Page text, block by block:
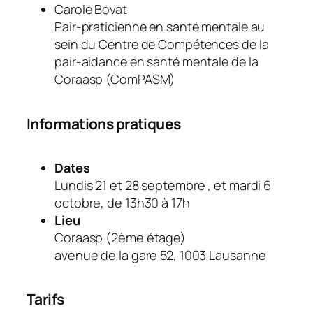
Carole Bovat
Pair-praticienne en santé mentale au
sein du Centre de Compétences de la
pair-aidance en santé mentale de la
Coraasp (ComPASM)
Informations pratiques
Dates
Lundis 21 et 28 septembre , et mardi 6
octobre, de 13h30 à 17h
Lieu
Coraasp (2ème étage)
avenue de la gare 52, 1003 Lausanne
Tarifs